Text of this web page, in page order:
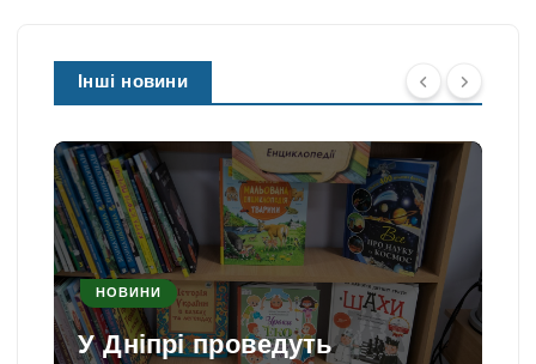
Інші новини
НОВИНИ
У Дніпрі проведуть